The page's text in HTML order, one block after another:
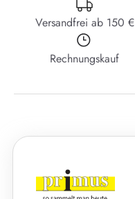
Versandfrei ab 150 €
Rechnungskauf